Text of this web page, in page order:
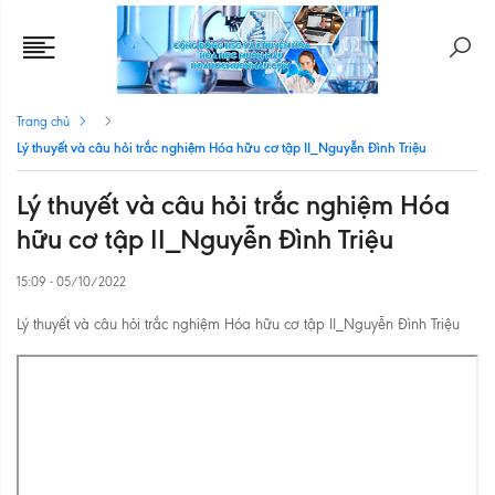
Trang chủ
Lý thuyết và câu hỏi trắc nghiệm Hóa hữu cơ tập II_Nguyễn Đình Triệu
Lý thuyết và câu hỏi trắc nghiệm Hóa
hữu cơ tập II_Nguyễn Đình Triệu
15:09 - 05/10/2022
Lý thuyết và câu hỏi trắc nghiệm Hóa hữu cơ tập II_Nguyễn Đình Triệu